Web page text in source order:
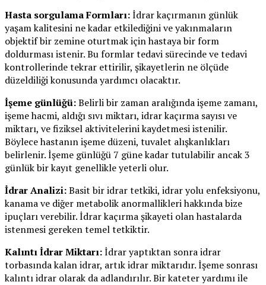
Hasta sorgulama Formları:İdrar kaçırmanın günlük
yaşam kalitesini ne kadar etkilediğini ve yakınmaların
objektif bir zemine oturtmak için hastaya bir form
doldurması istenir. Bu formlar tedavi sürecinde ve tedavi
kontrollerinde tekrar ettirilir, şikayetlerin ne ölçüde
düzeldiliği konusunda yardımcı olacaktır.
İşeme günlüğü:Belirli bir zaman aralığında işeme zamanı,
işeme hacmi, aldığı sıvı miktarı, idrar kaçırma sayısı ve
miktarı, ve fiziksel aktivitelerini kaydetmesi istenilir.
Böylece hastanın işeme düzeni, tuvalet alışkanlıkları
belirlenir. İşeme günlüğü 7 güne kadar tutulabilir ancak 3
günlük bir kayıt genellikle yeterli olur.
İdrar Analizi:Basit bir idrar tetkiki, idrar yolu enfeksiyonu,
kanama ve diğer metabolik anormallikleri hakkında bize
ipuçları verebilir. İdrar kaçırma şikayeti olan hastalarda
istenmesi gereken temel tetkiktir.
Kalıntı İdrar Miktarı:İdrar yaptıktan sonra idrar
torbasında kalan idrar, artık idrar miktarıdır. İşeme sonrası
kalıntı idrar olarak da adlandırılır. Bir kateter yardımı ile